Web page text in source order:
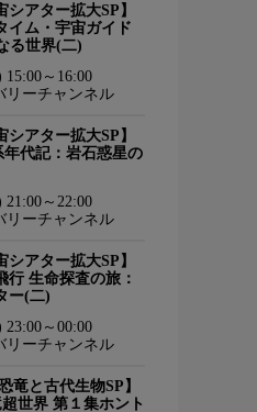
シアター拡大SP】
イム・宇宙ガイド
る世界(二)
～16:00
リーチャンネル
シアター拡大SP】
年代記：岩石惑星の
～22:00
リーチャンネル
シアター拡大SP】
行 生命探査の旅：
ー(二)
～00:00
リーチャンネル
竜と古代生物SP】
世界 第１集ホント